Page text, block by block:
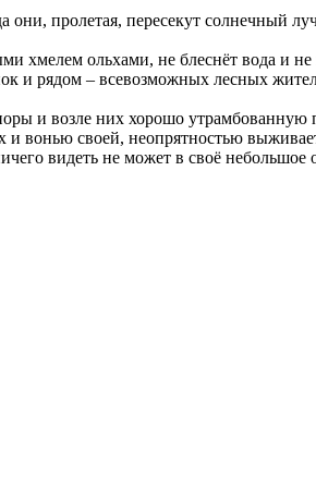
пролетая, пересекут солнечный
хмелем ольхами, не блеснёт вода и
и рядом – всевозможных лесных
и возле них хорошо
и вонью своей, неопрятностью
видеть не может в своё небольшое